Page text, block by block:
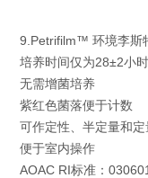
9.Petrifilm™ 环境李斯
培养时间仅为28±2小时
无需增菌培养
紫红色菌落便于计数
可作定性、半定量和
便于室内操作
AOAC RI标准：030601